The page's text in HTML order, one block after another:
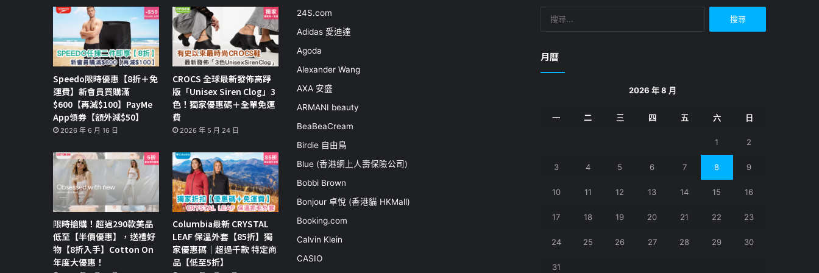
Speedo限時優惠【8折＋免
運費】新會員買購滿
$600【再減$100】PayMe
App領券【額外減$50】
2026 年 6 月 16 日
CROCS 全球最新發佈高踭
版「Unisex Siren Clog」3
色！獨家優惠碼＋全單免運
費
2026 年 5 月 24 日
限時搶購！超過290款美品
低至【半價優惠】，送禮好
物【8折入手】Cotton On
年度大優惠！
Columbia最新 CRYSTAL
LEAF 保溫外套【85折】獨
家優惠碼｜超過千款 特定商
品【低至5折】
24S.com
Adidas 愛迪達
Agoda
Alexander Wang
AXA 安盛
ARMANI beauty
BeaBeaCream
Birdie 自由鳥
Blue (香港網上人壽保險公司)
Bobbi Brown
Bonjour 卓悅 (香港貓 HKMall)
Booking.com
Calvin Klein
CASIO
月曆
2026 年 8 月
一 二 三 四 五 六 日
1 2
3 4 5 6 7 8 9
10 11 12 13 14 15 16
17 18 19 20 21 22 23
24 25 26 27 28 29 30
31